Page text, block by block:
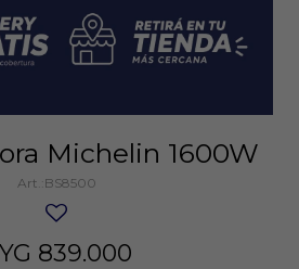
Michelin 1600W
BS8500
839.000